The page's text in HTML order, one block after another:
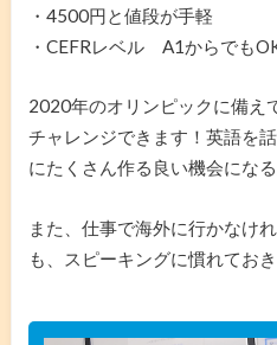
・4500円と値段が手軽
・CEFRレベル A1からでも
2020年のオリンピックに備え
チャレンジできます！英語を
にたくさん作る良い機会になる
また、仕事で海外に行かなけ
も、スピーキングに慣れてお